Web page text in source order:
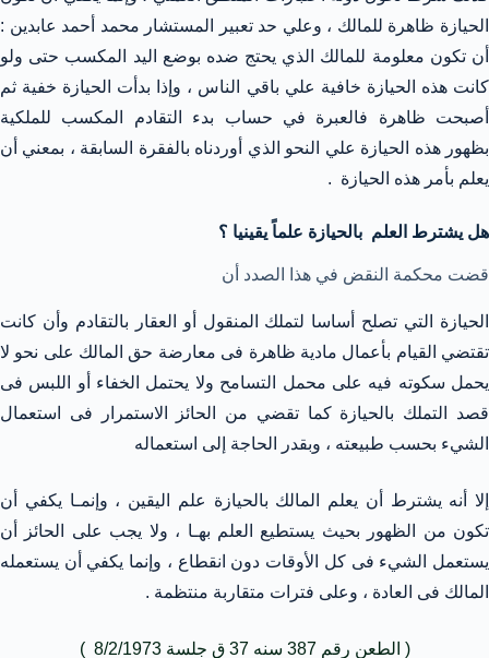
الحيازة ظاهرة للمالك ، وعلي حد تعبير المستشار محمد أحمد عابدين :
أن تكون معلومة للمالك الذي يحتج ضده بوضع اليد المكسب حتى ولو
كانت هذه الحيازة خافية علي باقي الناس ، وإذا بدأت الحيازة خفية ثم
أصبحت ظاهرة فالعبرة في حساب بدء التقادم المكسب للملكية
بظهور هذه الحيازة علي النحو الذي أوردناه بالفقرة السابقة ، بمعني أن
يعلم بأمر هذه الحيازة .
هل يشترط العلم بالحيازة علماً يقينيا ؟
قضت محكمة النقض في هذا الصدد أن
الحيازة التي تصلح أساسا لتملك المنقول أو العقار بالتقادم وأن كانت
تقتضي القيام بأعمال مادية ظاهرة فى معارضة حق المالك على نحو لا
يحمل سكوته فيه على محمل التسامح ولا يحتمل الخفاء أو اللبس فى
قصد التملك بالحيازة كما تقضي من الحائز الاستمرار فى استعمال
الشيء بحسب طبيعته ، وبقدر الحاجة إلى استعماله
إلا أنه يشترط أن يعلم المالك بالحيازة علم اليقين ، وإنمـا يكفي أن
تكون من الظهور بحيث يستطيع العلم بهـا ، ولا يجب على الحائز أن
يستعمل الشيء فى كل الأوقات دون انقطاع ، وإنما يكفي أن يستعمله
المالك فى العادة ، وعلى فترات متقاربة منتظمة .
( الطعن رقم 387 سنه 37 ق جلسة 8/2/1973 )